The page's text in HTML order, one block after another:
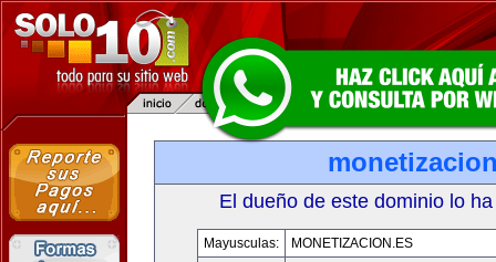
El dueño de este dominio lo
Mayusculas:
MONETIZACION.ES